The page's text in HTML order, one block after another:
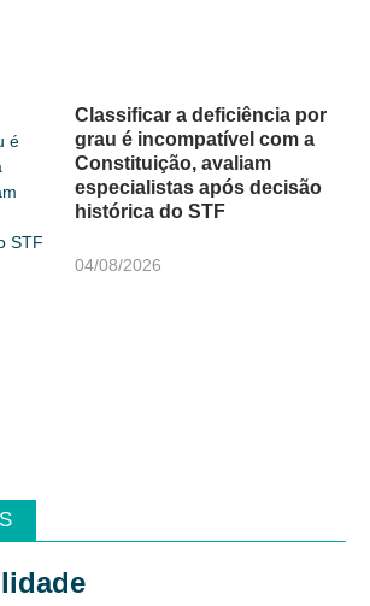
Classificar a deficiência por
grau é incompatível com a
Constituição, avaliam
especialistas após decisão
histórica do STF
04/08/2026